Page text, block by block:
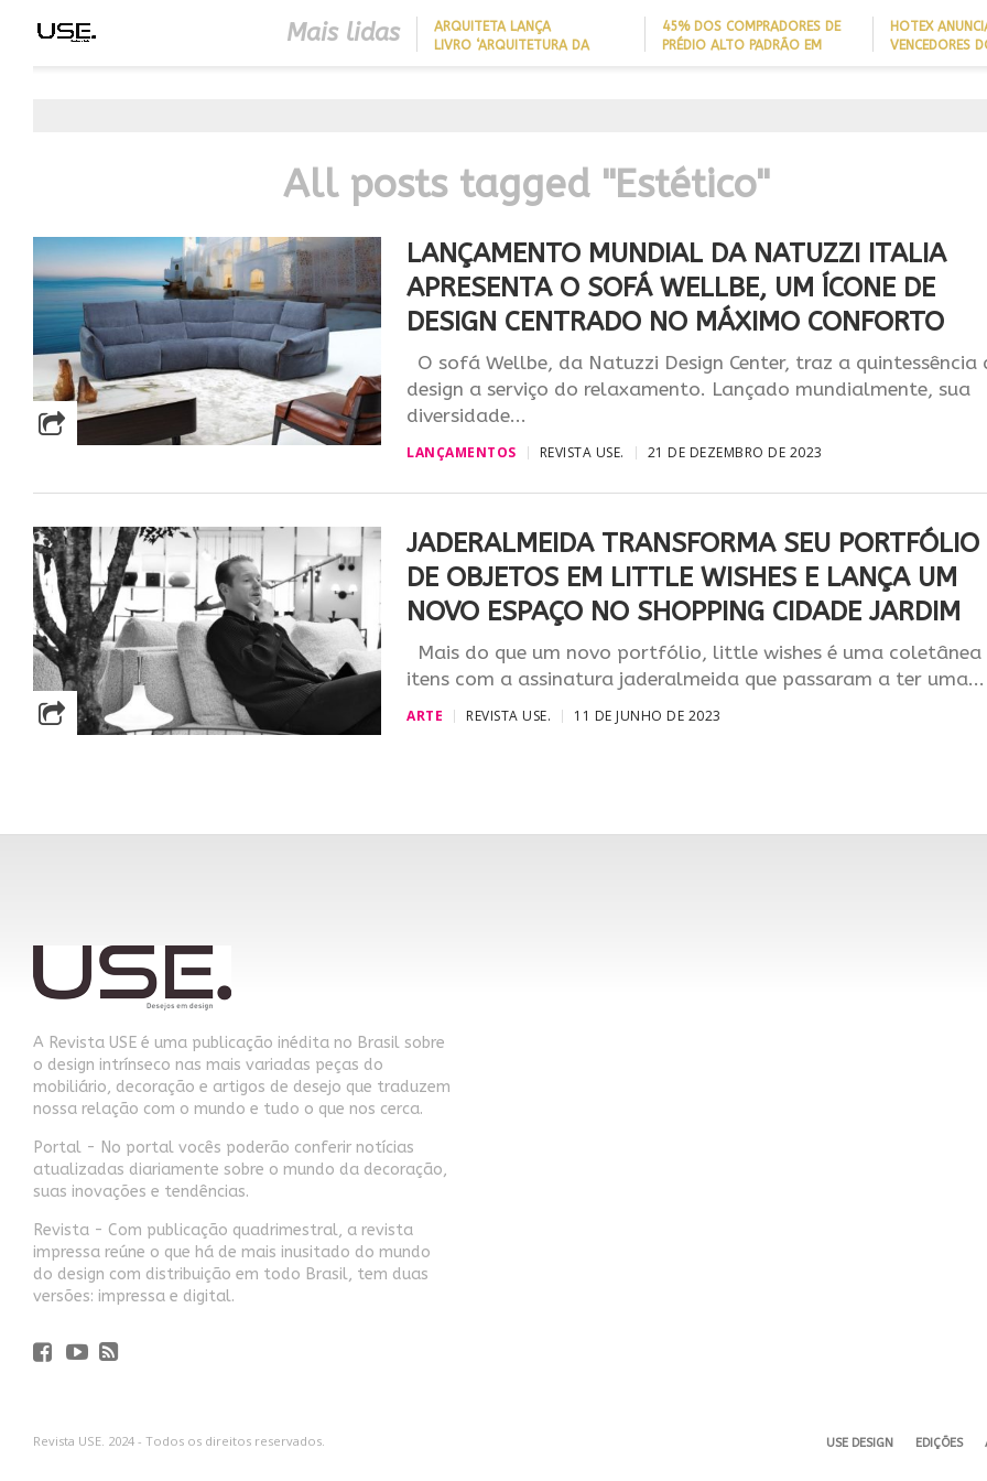
Mais lidas
ARQUITETA LANÇA
LIVRO ‘ARQUITETURA DA
45% DOS COMPRADORES DE
PRÉDIO ALTO PADRÃO EM
HOTEX
VENCEDORES
All posts tagged "Estético"
LANÇAMENTO MUNDIAL DA NATUZZI ITALIA
APRESENTA O SOFÁ WELLBE, UM ÍCONE DE
DESIGN CENTRADO NO MÁXIMO CONFORTO
O sofá Wellbe, da Natuzzi Design Center, traz a quintessência
design a serviço do relaxamento. Lançado mundialmente, sua
diversidade...
LANÇAMENTOS REVISTA USE. 21 DE DEZEMBRO DE 2023
JADERALMEIDA TRANSFORMA SEU PORTFÓLIO
DE OBJETOS EM LITTLE WISHES E LANÇA UM
NOVO ESPAÇO NO SHOPPING CIDADE JARDIM
Mais do que um novo portfólio, little wishes é uma coletânea
itens com a assinatura jaderalmeida que passaram a ter uma...
ARTE REVISTA USE. 11 DE JUNHO DE 2023
A Revista USE é uma publicação inédita no Brasil sobre
o design intrínseco nas mais variadas peças do
mobiliário, decoração e artigos de desejo que traduzem
nossa relação com o mundo e tudo o que nos cerca.
Portal - No portal vocês poderão conferir notícias
atualizadas diariamente sobre o mundo da decoração,
suas inovações e tendências.
Revista - Com publicação quadrimestral, a revista
impressa reúne o que há de mais inusitado do mundo
do design com distribuição em todo Brasil, tem duas
versões: impressa e digital.
USE DESIGN EDIÇÕES
Revista USE. 2024 - Todos os direitos reservados.